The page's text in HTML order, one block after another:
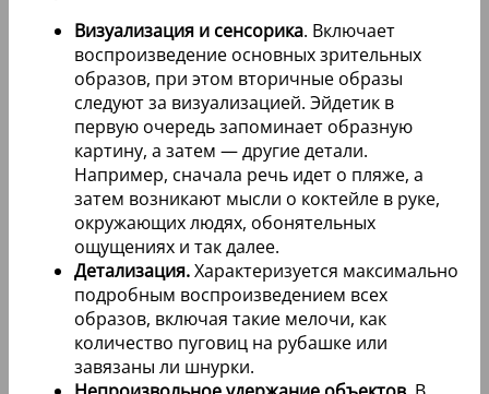
Визуализация и сенсорика. Включает
воспроизведение основных зрительных
образов, при этом вторичные образы
следуют за визуализацией. Эйдетик в
первую очередь запоминает образную
картину, а затем — другие детали.
Например, сначала речь идет о пляже, а
затем возникают мысли о коктейле в руке,
окружающих людях, обонятельных
ощущениях и так далее.
Детализация.Характеризуется максимально
подробным воспроизведением всех
образов, включая такие мелочи, как
количество пуговиц на рубашке или
завязаны ли шнурки.